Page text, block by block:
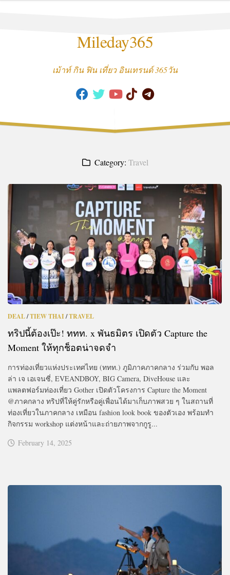
Mileday365
เม้าท์ กิน ฟิน เที่ยว อินเทรนด์ 365วัน
Category: Travel
DEAL/TIEW THAI/TRAVEL
ทริปนี้ต้องเป๊ะ! ททท. x พันธมิตร เปิดตัว Capture the
Moment ให้ทุกช็อตน่าจดจำ
การท่องเที่ยวแห่งประเทศไทย (ททท.) ภูมิภาคภาคกลาง ร่วมกับ พอล
ล่า เจ เอเจนซี่, EVEANDBOY, BIG Camera, DiveHouse และ
แพลตฟอร์มท่องเที่ยว Gother เปิดตัวโครงการ Capture the Moment
@ภาคกลาง ทริปที่ให้คู่รักหรือคู่เพื่อนได้มาเก็บภาพสวย ๆ ในสถานที่
ท่องเที่ยวในภาคกลาง เหมือน fashion look book ของตัวเอง พร้อมทำ
กิจกรรม workshop แต่งหน้าและถ่ายภาพจากกูรู...
February 14, 2025